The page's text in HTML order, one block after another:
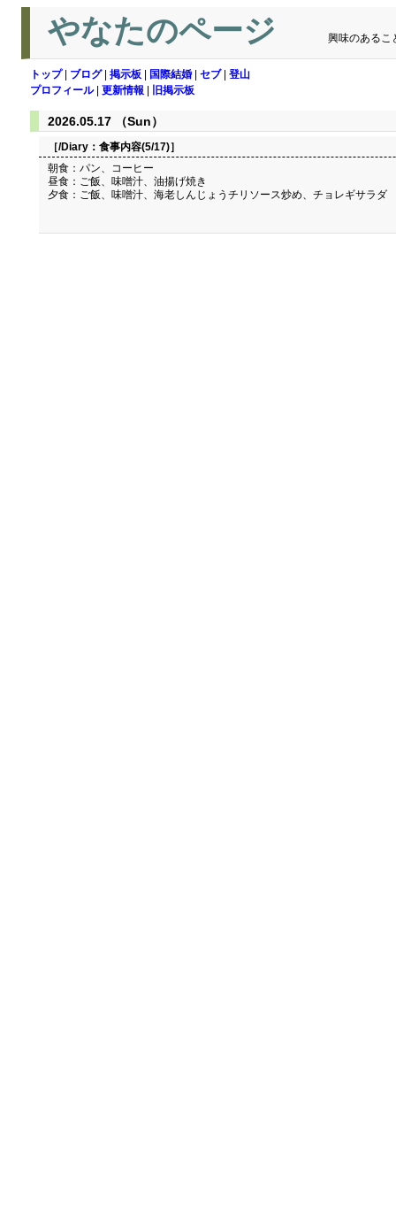
やなたのページ 興味のあるこ
トップ| ブログ| 掲示板 国際結婚 セブ| 登山
プロフィール| 更新情報 旧掲示板
2026.05.17 （Sun）
［/Diary： 食事内容(5/17)］
朝食：パン、コーヒー
昼食：ご飯、味噌汁、油揚げ焼き
夕食：ご飯、味噌汁、海老しんじょうチリソース炒め、チョレギサラダ